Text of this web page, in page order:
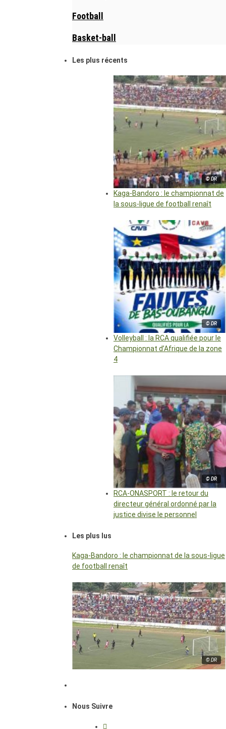
Football
Basket-ball
Les plus récents
© DR
Kaga-Bandoro : le championnat de
la sous-ligue de football renaît
© DR
Volleyball : la RCA qualifiée pour le
Championnat d’Afrique de la zone
4
© DR
RCA-ONASPORT : le retour du
directeur général ordonné par la
justice divise le personnel
Les plus lus
Kaga-Bandoro : le championnat de la sous-ligue
de football renaît
© DR
Nous Suivre